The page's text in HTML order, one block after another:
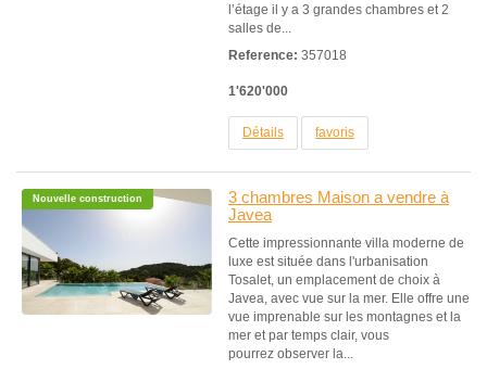
l’étage il y a 3 grandes chambres et 2
salles de...
Reference: 357018
1'620'000
Détails favoris
Nouvelle construction
3 chambres Maison a vendre à
Javea
Cette impressionnante villa moderne de
luxe est située dans l'urbanisation
Tosalet, un emplacement de choix à
Javea, avec vue sur la mer. Elle offre une
vue imprenable sur les montagnes et la
mer et par temps clair, vous
pourrez observer la...